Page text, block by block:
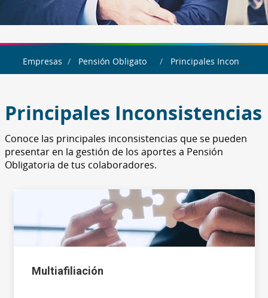
Empresas Pensión Obligatoria Principales Inconsistencias
Principales Inconsistencias
Conoce las principales inconsistencias que se pueden
presentar en la gestión de los aportes a Pensión
Obligatoria de tus colaboradores.
Multiafiliación